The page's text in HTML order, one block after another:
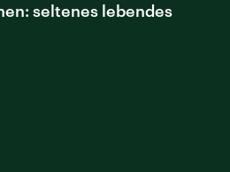
seltenes lebendes